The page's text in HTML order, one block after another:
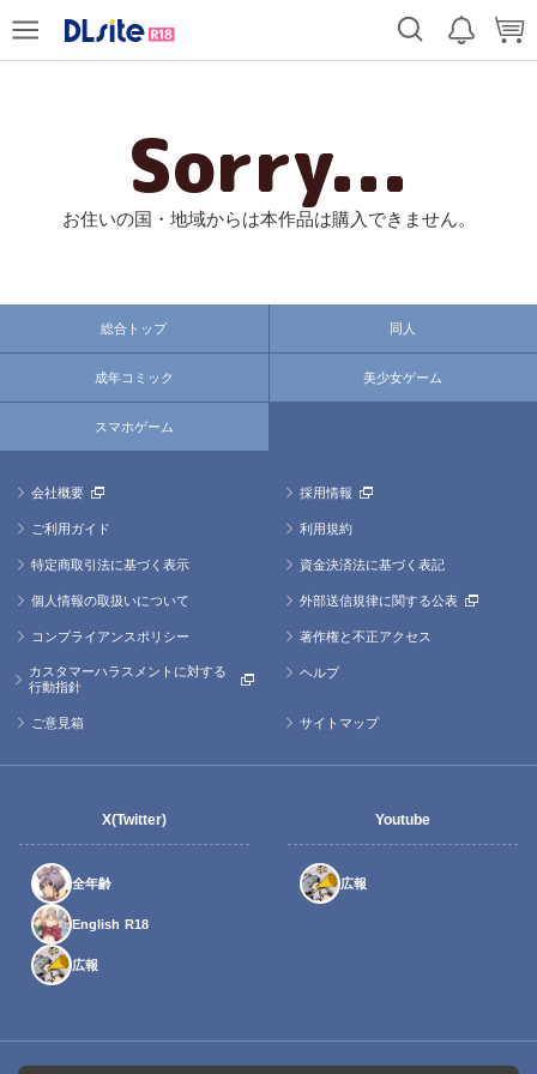
Sorry...
お住いの国・地域からは本作品は購入できません。
総合トップ 同人
成年コミック 美少女ゲーム
スマホゲーム
会社概要 採用情報
ご利用ガイド 利用規約
特定商取引法に基づく表示 資金決済法に基づく表記
個人情報の取扱いについて 外部送信規律に関する公表
コンプライアンスポリシー 著作権と不正アクセス
カスタマーハラスメントに対する
行動指針
ヘルプ
ご意見箱 サイトマップ
X(Twitter)
全年齢
English R18
広報
Youtube
広報